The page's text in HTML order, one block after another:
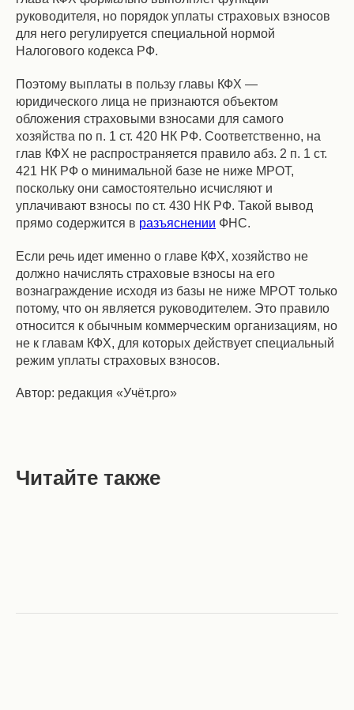
руководителя, но порядок уплаты страховых взносов
для него регулируется специальной нормой
Налогового кодекса РФ.
Поэтому выплаты в пользу главы КФХ —
юридического лица не признаются объектом
обложения страховыми взносами для самого
хозяйства по п. 1 ст. 420 НК РФ. Соответственно, на
глав КФХ не распространяется правило абз. 2 п. 1 ст.
421 НК РФ о минимальной базе не ниже МРОТ,
поскольку они самостоятельно исчисляют и
уплачивают взносы по ст. 430 НК РФ. Такой вывод
прямо содержится в разъяснении ФНС.
Если речь идет именно о главе КФХ, хозяйство не
должно начислять страховые взносы на его
вознаграждение исходя из базы не ниже МРОТ только
потому, что он является руководителем. Это правило
относится к обычным коммерческим организациям, но
не к главам КФХ, для которых действует специальный
режим уплаты страховых взносов.
Автор: редакция «Учёт.pro»
Читайте также